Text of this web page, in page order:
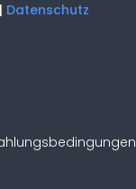
| Datenschutz